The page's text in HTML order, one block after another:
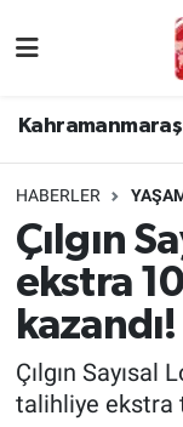
Kahramanmaraş
HABERLER
Çılgın
ekstra
kazandı!
Çılgın
talihliye ekstra
Politika
Ekonomi
Spor
İstanbul
Süper Lig
Tüm